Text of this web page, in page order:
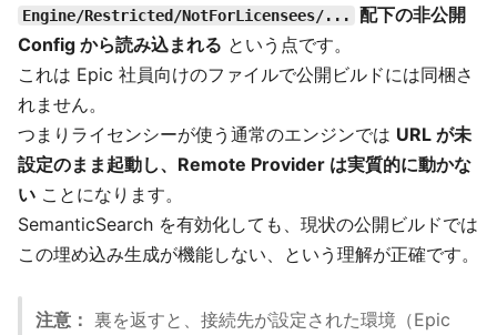
Engine/Restricted/NotForLicensees/...
配下の非公開
Config から読み込まれる という点です。
これは Epic 社員向けのファイルで公開ビルドには同梱さ
れません。
つまりライセンシーが使う通常のエンジンでは URL が未
設定のまま起動し、Remote Provider は実質的に動かな
い ことになります。
SemanticSearch を有効化しても、現状の公開ビルドでは
この埋め込み生成が機能しない、という理解が正確です。
注意： 裏を返すと、接続先が設定された環境（Epic